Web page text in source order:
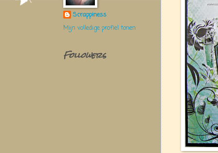
Scrappiness
Mijn volledige profiel tonen
Followers